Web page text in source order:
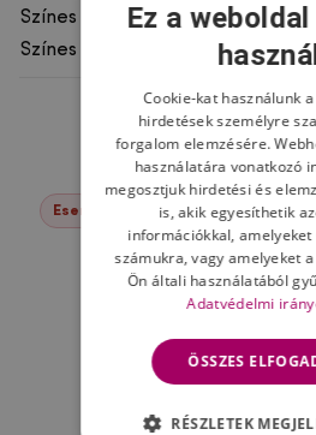
Színes
Színes motívum
Ne
Események -22%
Ez a
használ
Cookie-kat használunk
hirdetések személyre
forgalom elemzésére.
használatára vonatkozó
megosztjuk hirdetési és
is, akik egyesíthetik
információkkal,
számukra, vagy amelyeket
Ön általi használatából
Adatvédelmi
ÖSSZES
RÉSZLETEK